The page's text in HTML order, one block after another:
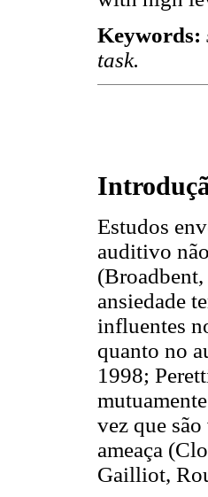
Keywords:
task.
Estudos
auditivo
ansiedade
influentes
quanto no
1998;
vez que
ameaça
Gailliot,